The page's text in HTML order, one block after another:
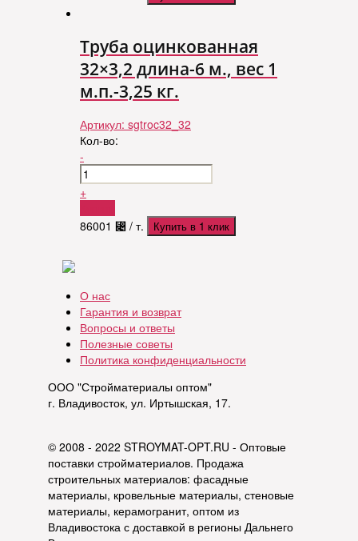
Труба оцинкованная
32×3,2 длина-6 м., вес 1
м.п.-3,25 кг.
Артикул: sgtroc32_32
Кол-во:
-
+
86001 ⃄ / т. Купить в 1 клик
О нас
Гарантия и возврат
Вопросы и ответы
Полезные советы
Политика конфиденциальности
ООО "Стройматериалы оптом"
г. Владивосток, ул. Иртышская, 17.
© 2008 - 2022 STROYMAT-OPT.RU - Оптовые
поставки стройматериалов. Продажа
строительных материалов: фасадные
материалы, кровельные материалы, стеновые
материалы, керамогранит, оптом из
Владивостока с доставкой в регионы Дальнего